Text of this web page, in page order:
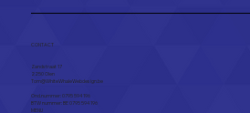
CONTACT
Zandstraat 17
2250 Olen​
Tom@WhiteWhaleWebdesign.be
Ond.nummer: 0795 594 196
BTW nummer: BE 0795 594 196
MENU